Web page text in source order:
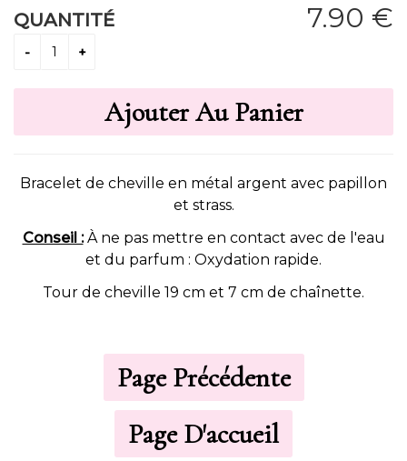
7.90 €
QUANTITÉ
Bracelet de cheville en métal argent avec papillon
et strass.
Conseil :À ne pas mettre en contact avec de l'eau
et du parfum : Oxydation rapide.
Tour de cheville 19 cm et 7 cm de chaînette.